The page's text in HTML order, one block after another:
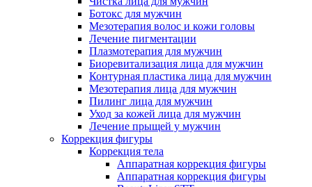
Ботокс для мужчин
Мезотерапия волос и кожи головы
Лечение пигментации
Плазмотерапия для мужчин
Биоревитализация лица для мужчин
Контурная пластика лица для мужчин
Мезотерапия лица для мужчин
Пилинг лица для мужчин
Уход за кожей лица для мужчин
Лечение прыщей у мужчин
Коррекция фигуры
Коррекция тела
Аппаратная коррекция фигуры
Аппаратная коррекция фигуры